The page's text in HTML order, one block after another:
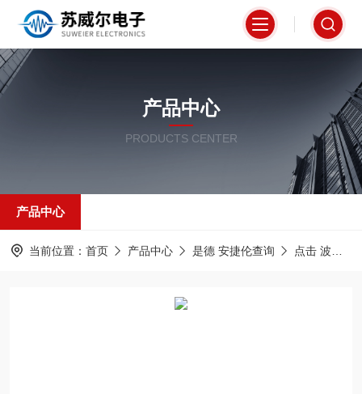
产品中心
PRODUCTS CENTER
产品中心
当前位置： 首页 产品中心 是德 安捷伦查询 点击 波形信号发生器